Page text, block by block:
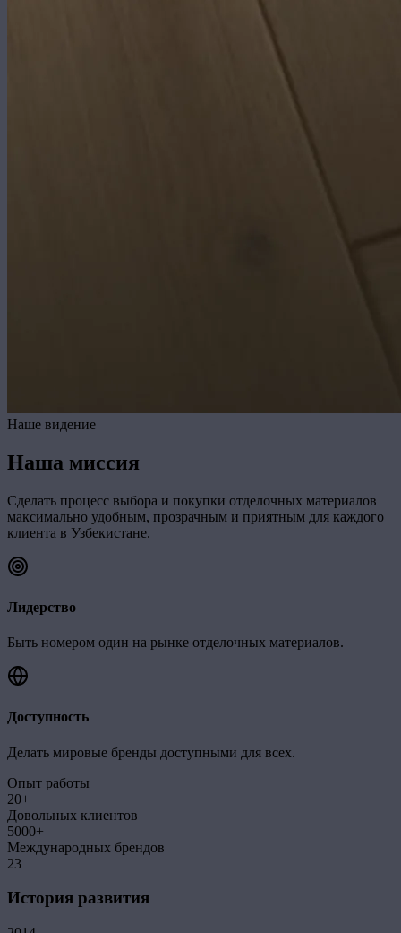
Наше видение
Наша миссия
Сделать процесс выбора и покупки отделочных материалов
максимально удобным, прозрачным и приятным для каждого
клиента в Узбекистане.
Лидерство
Быть номером один на рынке отделочных материалов.
Доступность
Делать мировые бренды доступными для всех.
Опыт работы
20+
Довольных клиентов
5000+
Международных брендов
23
История развития